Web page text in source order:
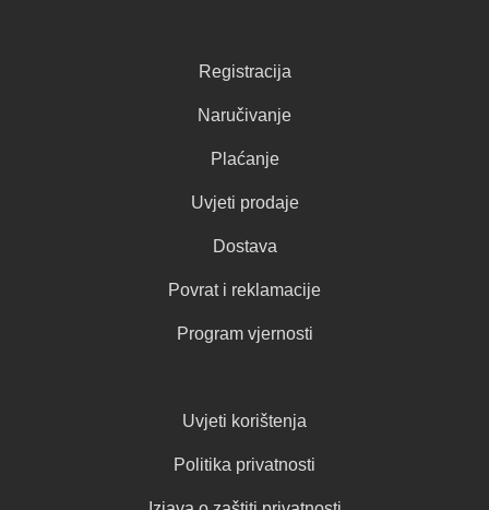
Registracija
Naručivanje
Plaćanje
Uvjeti prodaje
Dostava
Povrat i reklamacije
Program vjernosti
Uvjeti korištenja
Politika privatnosti